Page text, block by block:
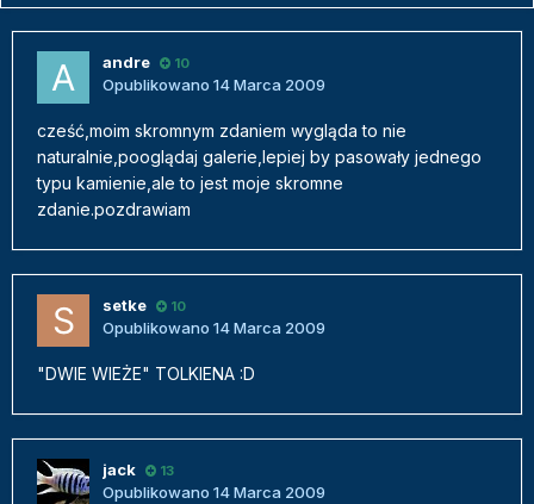
andre 10
Opublikowano 14 Marca 2009
cześć,moim skromnym zdaniem wygląda to nie
naturalnie,pooglądaj galerie,lepiej by pasowały jednego
typu kamienie,ale to jest moje skromne
zdanie.pozdrawiam
setke 10
Opublikowano 14 Marca 2009
"DWIE WIEŻE" TOLKIENA :D
jack 13
Opublikowano 14 Marca 2009